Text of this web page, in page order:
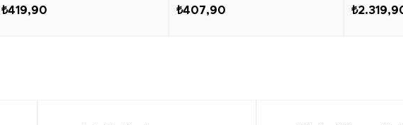
₺419,90 ₺407,90